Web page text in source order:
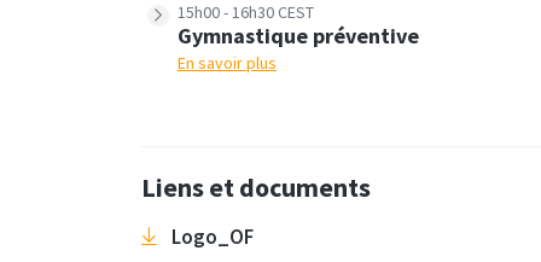
15h00 - 16h30 CEST
Gymnastique préventive
En savoir plus
Liens et documents
Logo_OF